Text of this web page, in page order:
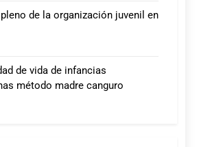
de la organización juvenil en
de vida de infancias
método madre canguro